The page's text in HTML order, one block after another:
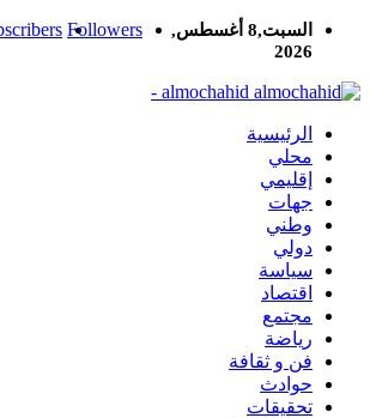
Followers
السبت,8 أغسطس,
2026
almochahid -
الرئيسية
محلي
إقليمي
جهات
وطني
دولي
سياسة
اقتصاد
مجتمع
رياضة
فن و ثقافة
حوادث
تحقيقات